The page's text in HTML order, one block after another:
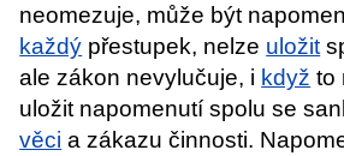
neomezuje, může být
každý přestupek, nelze uložit
ale zákon nevylučuje, i když to
uložit napomenutí spolu se
věci a zákazu činnosti.